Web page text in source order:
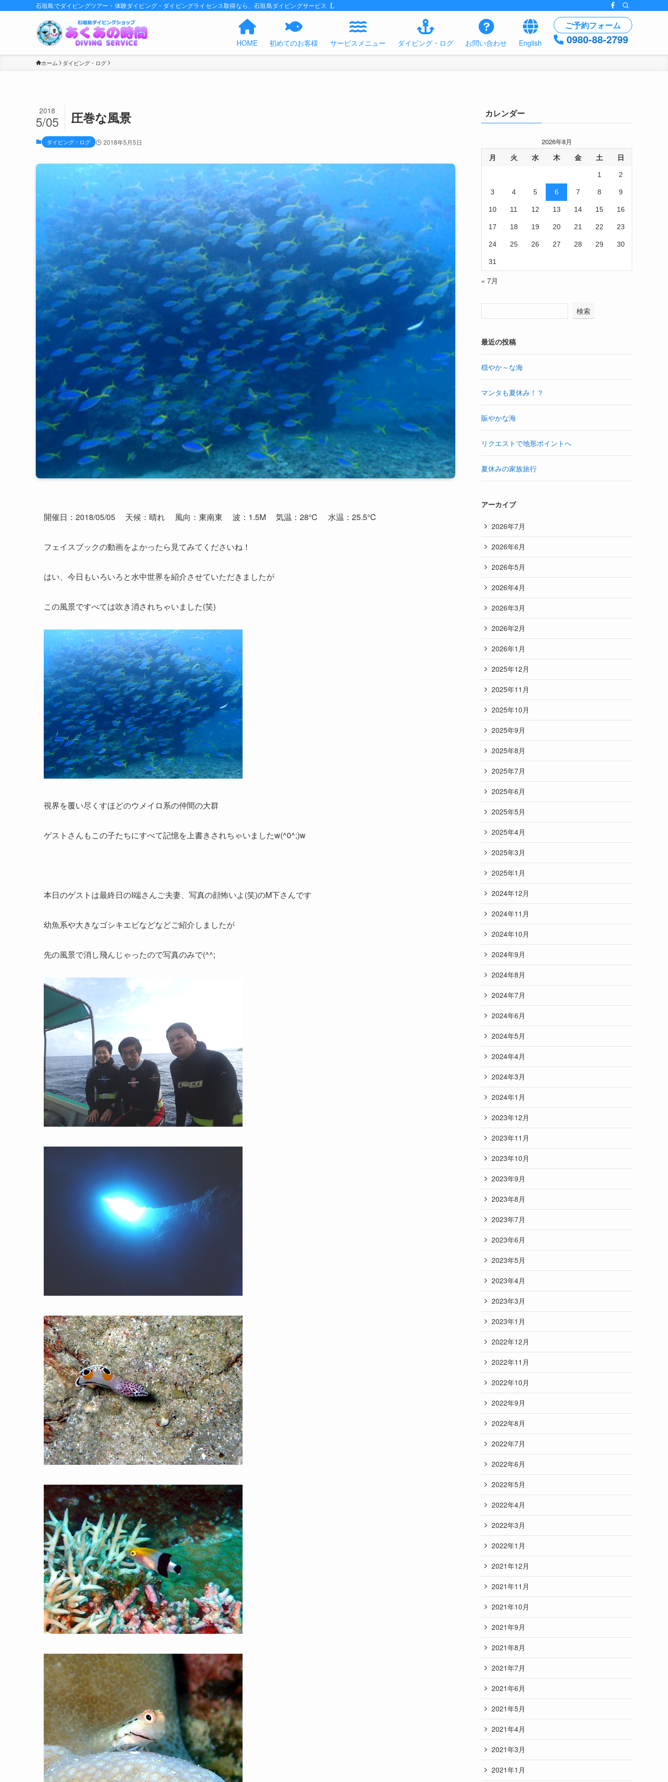
石垣島でダイビングツアー・体験ダイビング・ダイビングライセンス取得なら、石垣島ダイビングサービス【あくあの時間】におまかせください！
HOME 初めてのお客様 サービスメニュー ダイビング・ログ お問い合わせ English
ご予約フォーム
0980-88-2799
ホーム ダイビング・ログ
圧巻な風景
2018
5/05
ダイビング・ログ 2018年5月5日
開催日：2018/05/05 天候：晴れ 風向：東南東 波：1.5M 気温：28℃ 水温：25.5℃
フェイスブックの動画をよかったら見てみてくださいね！
はい、今日もいろいろと水中世界を紹介させていただきましたが
この風景ですべては吹き消されちゃいました(笑)
視界を覆い尽くすほどのウメイロ系の仲間の大群
ゲストさんもこの子たちにすべて記憶を上書きされちゃいましたw(^0^;)w
本日のゲストは最終日のI端さんご夫妻、写真の顔怖いよ(笑)のM下さんです
幼魚系や大きなゴシキエビなどなどご紹介しましたが
先の風景で消し飛んじゃったので写真のみで(^^;
カレンダー
2026年8月
月 火 水 木 金 土 日
1 2
3 4 5 6 7 8 9
10 11 12 13 14 15 16
17 18 19 20 21 22 23
24 25 26 27 28 29 30
31
« 7月
検索
最近の投稿
穏やか～な海
マンタも夏休み！？
賑やかな海
リクエストで地形ポイントへ
夏休みの家族旅行
アーカイブ
2026年7月
2026年6月
2026年5月
2026年4月
2026年3月
2026年2月
2026年1月
2025年12月
2025年11月
2025年10月
2025年9月
2025年8月
2025年7月
2025年6月
2025年5月
2025年4月
2025年3月
2025年1月
2024年12月
2024年11月
2024年10月
2024年9月
2024年8月
2024年7月
2024年6月
2024年5月
2024年4月
2024年3月
2024年1月
2023年12月
2023年11月
2023年10月
2023年9月
2023年8月
2023年7月
2023年6月
2023年5月
2023年4月
2023年3月
2023年1月
2022年12月
2022年11月
2022年10月
2022年9月
2022年8月
2022年7月
2022年6月
2022年5月
2022年4月
2022年3月
2022年1月
2021年12月
2021年11月
2021年10月
2021年9月
2021年8月
2021年7月
2021年6月
2021年5月
2021年4月
2021年3月
2021年1月